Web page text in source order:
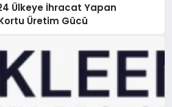
Ülkeye İhracat Yapan
Üretim Gücü